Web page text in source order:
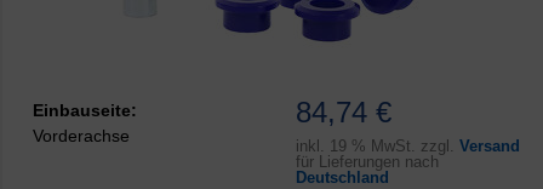
84,74 €
inkl. 19 % MwSt. zzgl. Versand
für Lieferungen nach
Deutschland
Einbauseite:
Vorderachse